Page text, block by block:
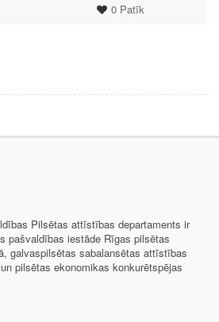
0Patīk
Pilsētas attīstības departaments ir
pašvaldības iestāde Rīgas pilsētas
galvaspilsētas sabalansētas attīstības
pilsētas ekonomikas konkurētspējas